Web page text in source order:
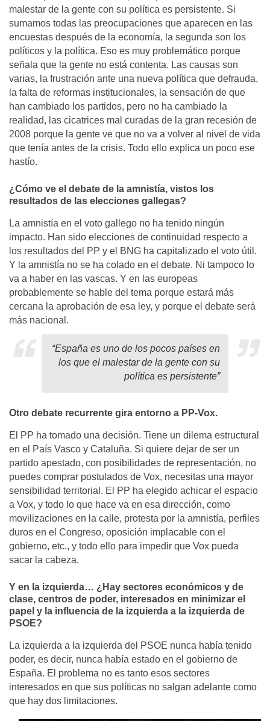
malestar de la gente con su política es persistente. Si
sumamos todas las preocupaciones que aparecen en las
encuestas después de la economía, la segunda son los
políticos y la política. Eso es muy problemático porque
señala que la gente no está contenta. Las causas son
varias, la frustración ante una nueva política que defrauda,
la falta de reformas institucionales, la sensación de que
han cambiado los partidos, pero no ha cambiado la
realidad, las cicatrices mal curadas de la gran recesión de
2008 porque la gente ve que no va a volver al nivel de vida
que tenía antes de la crisis. Todo ello explica un poco ese
hastío.
¿Cómo ve el debate de la amnistía, vistos los
resultados de las elecciones gallegas?
La amnistía en el voto gallego no ha tenido ningún
impacto. Han sido elecciones de continuidad respecto a
los resultados del PP y el BNG ha capitalizado el voto útil.
Y la amnistía no se ha colado en el debate. Ni tampoco lo
va a haber en las vascas. Y en las europeas
probablemente se hable del tema porque estará más
cercana la aprobación de esa ley, y porque el debate será
más nacional.
“España es uno de los pocos países en
los que el malestar de la gente con su
política es persistente”
Otro debate recurrente gira entorno a PP-Vox.
El PP ha tomado una decisión. Tiene un dilema estructural
en el País Vasco y Cataluña. Si quiere dejar de ser un
partido apestado, con posibilidades de representación, no
puedes comprar postulados de Vox, necesitas una mayor
sensibilidad territorial. El PP ha elegido achicar el espacio
a Vox, y todo lo que hace va en esa dirección, como
movilizaciones en la calle, protesta por la amnistía, perfiles
duros en el Congreso, oposición implacable con el
gobierno, etc., y todo ello para impedir que Vox pueda
sacar la cabeza.
Y en la izquierda… ¿Hay sectores económicos y de
clase, centros de poder, interesados en minimizar el
papel y la influencia de la izquierda a la izquierda de
PSOE?
La izquierda a la izquierda del PSOE nunca había tenido
poder, es decir, nunca había estado en el gobierno de
España. El problema no es tanto esos sectores
interesados en que sus políticas no salgan adelante como
que hay dos limitaciones.